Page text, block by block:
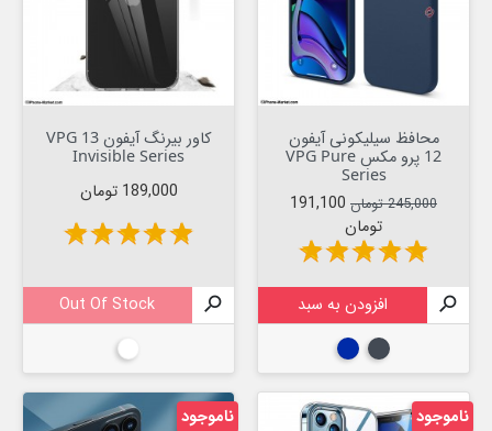
محافظ سیلیکونی آیفون
12 پرو مکس VPG Pure
Series
قیمت عادی
245,000 تومان قیمت
191,100
تومان
star
star
star
star
star

افزودن به سبد
مشکیآبی تیره
کاور بیرنگ آیفون 13 VPG
Invisible Series
قیمت
189,000 تومان
star
star
star
star
star

Out Of Stock
بیرنگ
ناموجود ناموجود